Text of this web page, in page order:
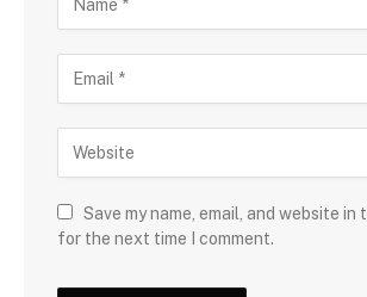
Save my name, email, and website in
for the next time I comment.